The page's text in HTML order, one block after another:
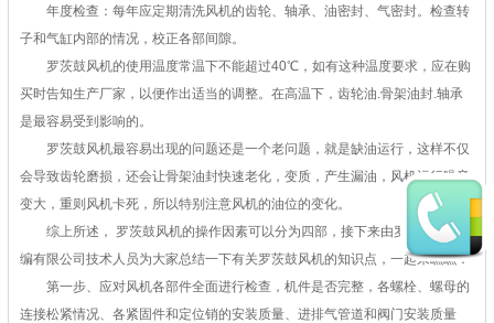
年度检查：每年应定期清洗风机的齿轮、轴承、油密封、气密封。检查转
子和气缸内部的情况，校正各部间隙。
罗茨鼓风机的使用温度常温下不能超过40℃，如有这种温度要求，应在购
买时告知生产厂家，以便作出适当的调整。在高温下，齿轮油.骨架油封.轴承
是最容易受到影响的。
罗茨鼓风机最容易出现的问题还是一个老问题，就是缺油运行，这样不仅
会导致齿轮磨损，还会让骨架油封快速老化，变质，产生漏油，风机运行噪音
变大，重则风机卡死，所以特别注意风机的油位的变化。
综上所述， 罗茨鼓风机的操作因素可以分为四部，接下来由罗茨鼓风机小
编有限公司技术人员为大家总结一下有关罗茨鼓风机的知识点，一起来瞧瞧：
第一步、应对风机各部件全面进行检查，机件是否完整，各螺栓、螺母的
连接松紧情况、各紧固件和定位销的安装质量、进排气管道和阀门安装质量